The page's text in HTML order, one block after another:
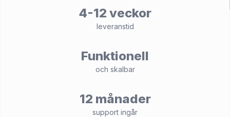
4-12 veckor
leveranstid
Funktionell
och skalbar
12 månader
support ingår